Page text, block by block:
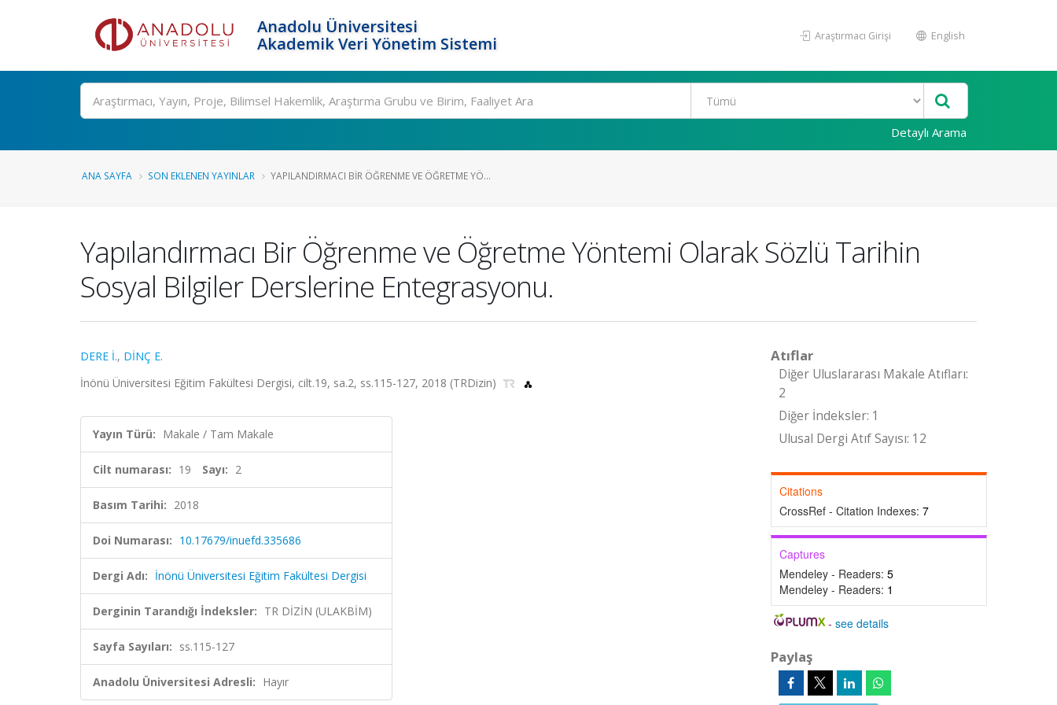
Anadolu Üniversitesi
Akademik Veri Yönetim Sistemi
Araştırmacı Girişi English
Ara
Detaylı Arama
ANA SAYFA SON EKLENEN YAYINLAR YAPILANDIRMACI BIR ÖĞRENME VE ÖĞRETME YÖ...
Yapılandırmacı Bir Öğrenme ve Öğretme Yöntemi Olarak Sözlü Tarihin
Sosyal Bilgiler Derslerine Entegrasyonu.
DERE İ., DİNÇ E.
İnönü Üniversitesi Eğitim Fakültesi Dergisi, cilt.19, sa.2, ss.115-127, 2018 (TRDizin)
Yayın Türü: Makale / Tam Makale
Cilt numarası: 19 Sayı: 2
Basım Tarihi: 2018
Doi Numarası: 10.17679/inuefd.335686
Dergi Adı: İnönü Üniversitesi Eğitim Fakültesi Dergisi
Derginin Tarandığı İndeksler: TR DİZİN (ULAKBİM)
Sayfa Sayıları: ss.115-127
Anadolu Üniversitesi Adresli: Hayır
Atıflar
Diğer Uluslararası Makale Atıfları:
2
Diğer İndeksler: 1
Ulusal Dergi Atıf Sayısı: 12
Citations
CrossRef - Citation Indexes: 7
Captures
Mendeley - Readers: 5
Mendeley - Readers: 1
-see details
Paylaş